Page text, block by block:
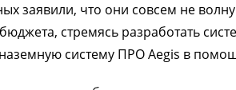
заявили, что они совсем не
стремясь разработать
систему ПРО Aegis в